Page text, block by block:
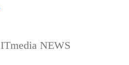
ITmedia NEWS